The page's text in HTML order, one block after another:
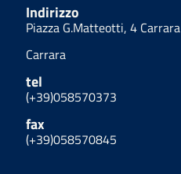
Indirizzo
Piazza G.Matteotti, 4 Carrara
Carrara
tel
(+39)058570373
fax
(+39)058570845